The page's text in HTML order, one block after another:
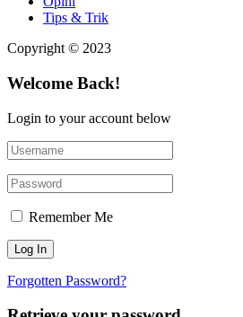
Tips & Trik
Copyright © 2023
Welcome Back!
Login to your account below
Remember Me
Forgotten Password?